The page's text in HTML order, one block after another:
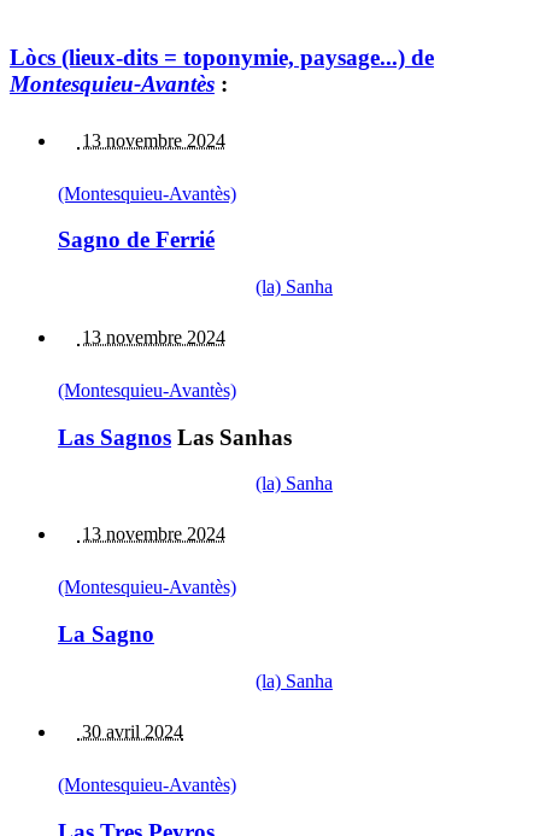
Lòcs (lieux-dits = toponymie, paysage...) de
Montesquieu-Avantès :
13 novembre 2024
(Montesquieu-Avantès)
Sagno de Ferrié
(la) Sanha
13 novembre 2024
(Montesquieu-Avantès)
Las Sagnos Las Sanhas
(la) Sanha
13 novembre 2024
(Montesquieu-Avantès)
La Sagno
(la) Sanha
30 avril 2024
(Montesquieu-Avantès)